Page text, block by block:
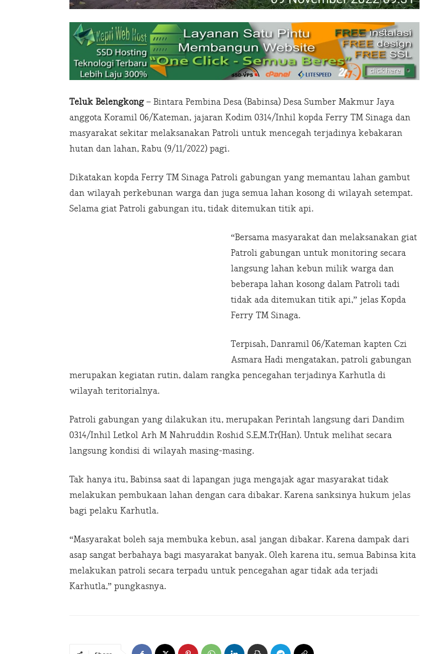
Teluk Belengkong– Bintara Pembina Desa (Babinsa) Desa Sumber Makmur Jaya
anggota Koramil 06/Kateman, jajaran Kodim 0314/Inhil kopda Ferry TM Sinaga dan
masyarakat sekitar melaksanakan Patroli untuk mencegah terjadinya kebakaran
hutan dan lahan, Rabu (9/11/2022) pagi.
Dikatakan kopda Ferry TM Sinaga Patroli gabungan yang memantau lahan gambut
dan wilayah perkebunan warga dan juga semua lahan kosong di wilayah setempat.
Selama giat Patroli gabungan itu, tidak ditemukan titik api.
“Bersama masyarakat dan melaksanakan giat
Patroli gabungan untuk monitoring secara
langsung lahan kebun milik warga dan
beberapa lahan kosong dalam Patroli tadi
tidak ada ditemukan titik api,” jelas Kopda
Ferry TM Sinaga.
Terpisah, Danramil 06/Kateman kapten Czi
Asmara Hadi mengatakan, patroli gabungan
merupakan kegiatan rutin, dalam rangka pencegahan terjadinya Karhutla di
wilayah teritorialnya.
Patroli gabungan yang dilakukan itu, merupakan Perintah langsung dari Dandim
0314/Inhil Letkol Arh M Nahruddin Roshid S.E,M.Tr(Han). Untuk melihat secara
langsung kondisi di wilayah masing-masing.
Tak hanya itu, Babinsa saat di lapangan juga mengajak agar masyarakat tidak
melakukan pembukaan lahan dengan cara dibakar. Karena sanksinya hukum jelas
bagi pelaku Karhutla.
“Masyarakat boleh saja membuka kebun, asal jangan dibakar. Karena dampak dari
asap sangat berbahaya bagi masyarakat banyak. Oleh karena itu, semua Babinsa kita
melakukan patroli secara terpadu untuk pencegahan agar tidak ada terjadi
Karhutla,” pungkasnya.